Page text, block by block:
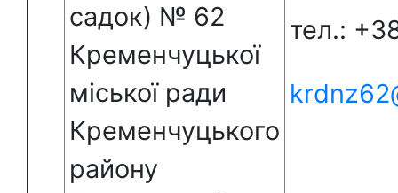
садок) № 62
Кременчуцької
міської ради
Кременчуцького
району
тел.: